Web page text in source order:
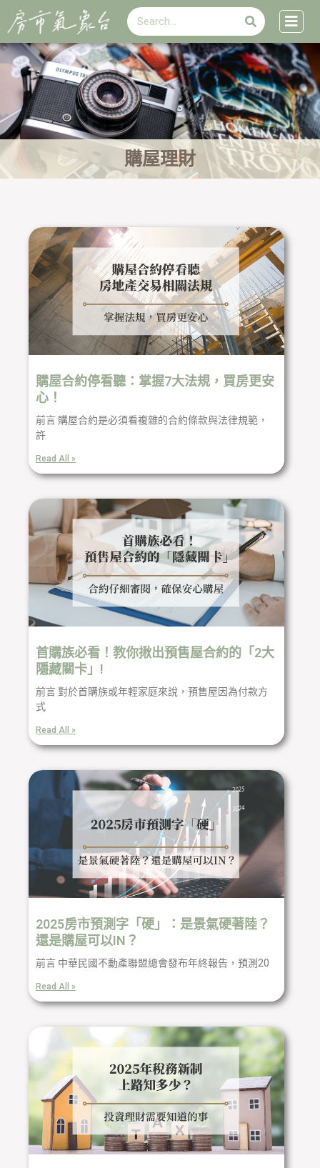
要
搜
尋
搜
尋
購屋理財
購屋合約停看聽：掌握7大法規，買房更安
心！
前言 購屋合約是必須看複雜的合約條款與法律規範，
許
Read All »
首購族必看！教你揪出預售屋合約的「2大
隱藏關卡」!
前言 對於首購族或年輕家庭來說，預售屋因為付款方
式
Read All »
2025房市預測字「硬」：是景氣硬著陸？
還是購屋可以IN？
前言 中華民國不動產聯盟總會發布年終報告，預測20
Read All »
頁
面